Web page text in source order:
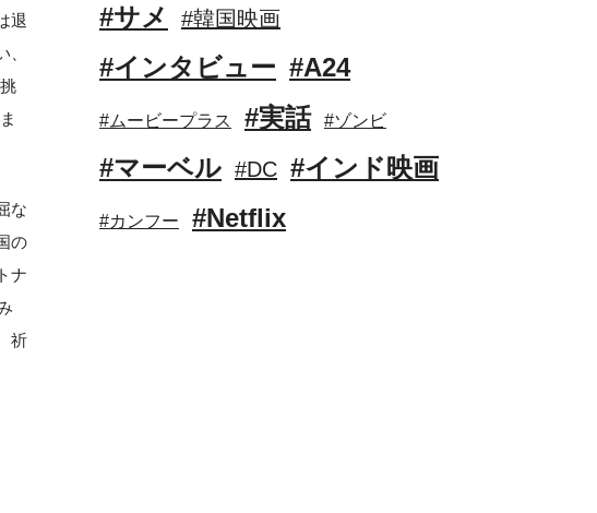
退
な
の
ナ
祈
#サメ
#韓国映画
#インタビュー #A24
#ムービープラス #実話 #ゾンビ
#マーベル #DC #インド映画
#カンフー #Netflix